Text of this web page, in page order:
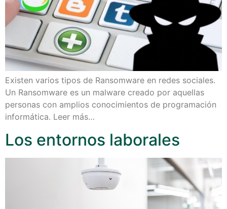
Existen varios tipos de Ransomware en redes sociales.
Un Ransomware es un malware creado por aquellas
personas con amplios conocimientos de programación
informática. Leer más…
Los entornos laborales